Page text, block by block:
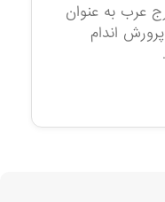
عرب به عنوان
اندام